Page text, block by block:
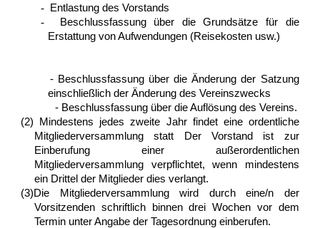
- Entlastung des Vorstands
-
Beschlussfassung über die Grundsätze für die
Erstattung von Aufwendungen (Reisekosten usw.)
- Beschlussfassung über die Änderung der Satzung
einschließlich der Änderung des Vereinszwecks
- Beschlussfassung über die Auflösung des Vereins.
(2) Mindestens jedes zweite Jahr findet eine ordentliche
Mitgliederversammlung statt Der Vorstand ist zur
Einberufung einer außerordentlichen
Mitgliederversammlung verpflichtet, wenn mindestens
ein Drittel der Mitglieder dies verlangt.
(3)Die Mitgliederversammlung wird durch eine/n der
Vorsitzenden schriftlich binnen drei Wochen vor dem
Termin unter Angabe der Tagesordnung einberufen.